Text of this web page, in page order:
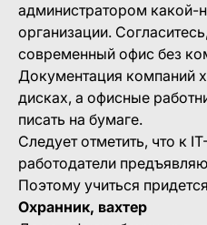
администратором какой-
организации.
современный офис без
Документация компаний
дисках, а офисные
писать на бумаге.
Следует отметить, что к
работодатели
Поэтому учиться
Охранник, вахтер